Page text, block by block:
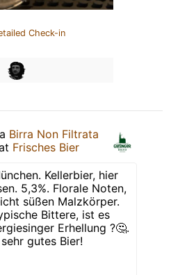
Check-in
Birra Non Filtrata
Frisches Bier
Kellerbier, hier
5,3%. Florale Noten,
süßen Malzkörper.
Bittere, ist es
Erhellung ?🤔.
gutes Bier!